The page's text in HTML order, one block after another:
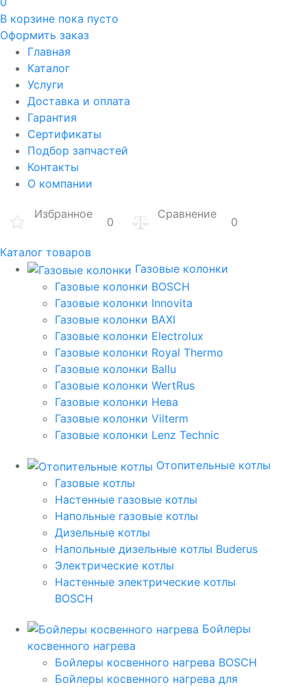
В корзине пока пусто
Оформить заказ
Главная
Каталог
Услуги
Доставка и оплата
Гарантия
Сертификаты
Подбор запчастей
Контакты
О компании
Избранное
0
Сравнение
0
Каталог товаров
Газовые колонки
Газовые колонки BOSCH
Газовые колонки Innovita
Газовые колонки BAXI
Газовые колонки Electrolux
Газовые колонки Royal Thermo
Газовые колонки Ballu
Газовые колонки WertRus
Газовые колонки Нева
Газовые колонки Vilterm
Газовые колонки Lenz Technic
Отопительные котлы
Газовые котлы
Настенные газовые котлы
Напольные газовые котлы
Дизельные котлы
Напольные дизельные котлы Buderus
Электрические котлы
Настенные электрические котлы
BOSCH
Бойлеры
косвенного нагрева
Бойлеры косвенного нагрева BOSCH
Бойлеры косвенного нагрева для